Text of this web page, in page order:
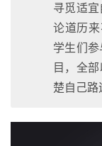
寻觅适
论道历
学生们
目，全
楚自己路